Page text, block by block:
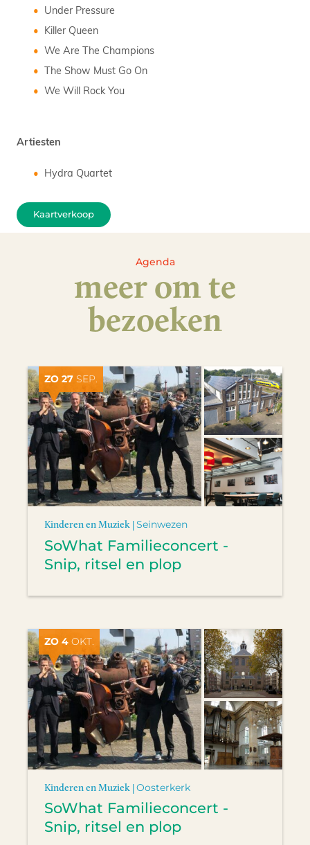
Under Pressure
Killer Queen
We Are The Champions
The Show Must Go On
We Will Rock You
Artiesten
Hydra Quartet
Kaartverkoop
Agenda
meer om te
bezoeken
ZO 27 SEP.
Kinderen en Muziek |Seinwezen
SoWhat Familieconcert -
Snip, ritsel en plop
ZO 4 OKT.
Kinderen en Muziek |Oosterkerk
SoWhat Familieconcert -
Snip, ritsel en plop